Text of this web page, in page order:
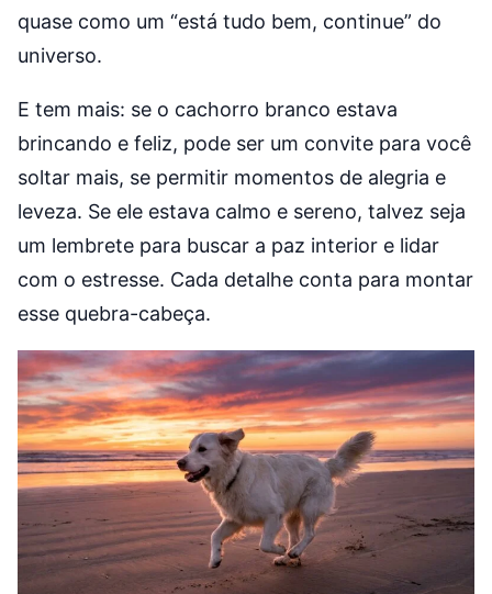
quase como um “está tudo bem, continue” do
universo.
E tem mais: se o cachorro branco estava
brincando e feliz, pode ser um convite para você
soltar mais, se permitir momentos de alegria e
leveza. Se ele estava calmo e sereno, talvez seja
um lembrete para buscar a paz interior e lidar
com o estresse. Cada detalhe conta para montar
esse quebra-cabeça.